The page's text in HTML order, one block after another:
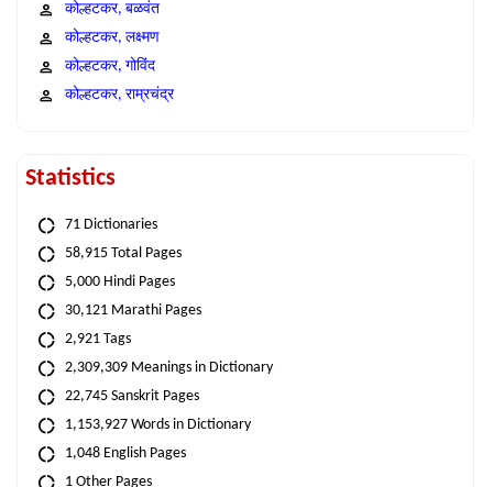
कोल्हटकर, बळवंत
कोल्हटकर, लक्ष्मण
कोल्हटकर, गोविंद
कोल्हटकर, राम्रचंद्र
Statistics
71 Dictionaries
58,915 Total Pages
5,000 Hindi Pages
30,121 Marathi Pages
2,921 Tags
2,309,309 Meanings in Dictionary
22,745 Sanskrit Pages
1,153,927 Words in Dictionary
1,048 English Pages
1 Other Pages